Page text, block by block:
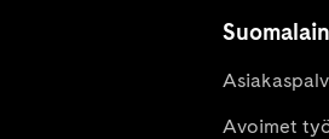
Avoimet